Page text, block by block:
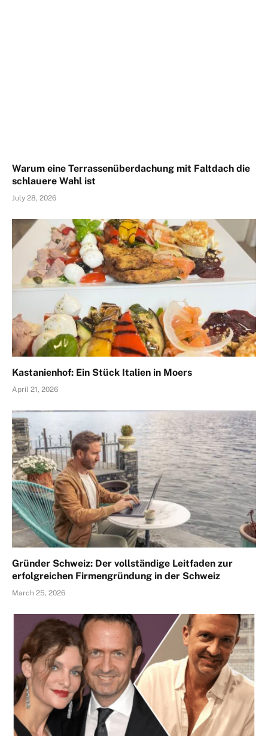
Warum eine Terrassenüberdachung mit Faltdach die
schlauere Wahl ist
July 28, 2026
Kastanienhof: Ein Stück Italien in Moers
April 21, 2026
Gründer Schweiz: Der vollständige Leitfaden zur
erfolgreichen Firmengründung in der Schweiz
March 25, 2026